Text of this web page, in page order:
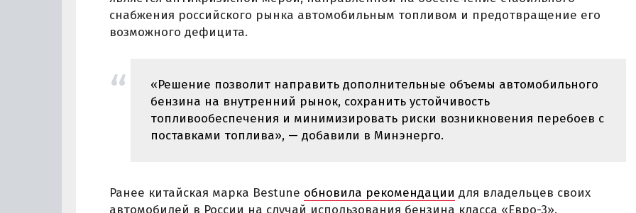
снабжения российского рынка автомобильным топливом и предотвращение его
возможного дефицита.
«Решение позволит направить дополнительные объемы автомобильного
бензина на внутренний рынок, сохранить устойчивость
топливообеспечения и минимизировать риски возникновения перебоев с
поставками топлива», — добавили в Минэнерго.
Ранее китайская марка Bestune обновила рекомендации для владельцев своих
автомобилей в России на случай использования бензина класса «Евро-3».